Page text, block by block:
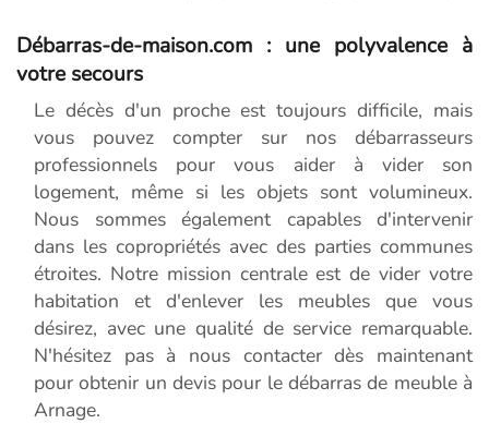
Débarras-de-maison.com : une polyvalence à
votre secours
Le décès d'un proche est toujours difficile, mais
vous pouvez compter sur nos débarrasseurs
professionnels pour vous aider à vider son
logement, même si les objets sont volumineux.
Nous sommes également capables d'intervenir
dans les copropriétés avec des parties communes
étroites. Notre mission centrale est de vider votre
habitation et d'enlever les meubles que vous
désirez, avec une qualité de service remarquable.
N'hésitez pas à nous contacter dès maintenant
pour obtenir un devis pour le débarras de meuble à
Arnage.